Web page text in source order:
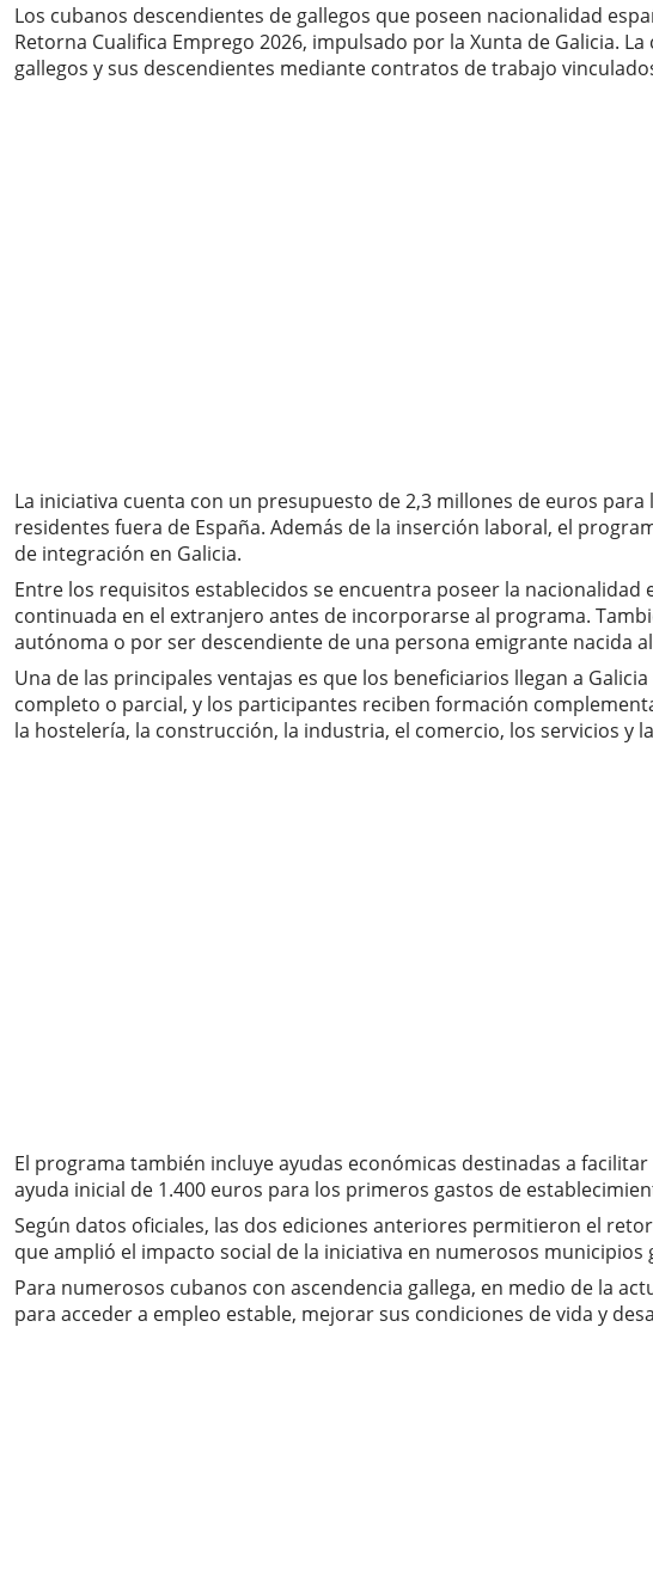
Los cubanos descendientes de gallegos que poseen nacionalidad
Retorna Cualifica Emprego 2026, impulsado por la Xunta de Galicia.
gallegos y sus descendientes mediante contratos de trabajo
La iniciativa cuenta con un presupuesto de 2,3 millones de euros
residentes fuera de España. Además de la inserción laboral, el
de integración en Galicia.
Entre los requisitos establecidos se encuentra poseer la
continuada en el extranjero antes de incorporarse al programa.
autónoma o por ser descendiente de una persona emigrante nacida
Una de las principales ventajas es que los beneficiarios llegan a
completo o parcial, y los participantes reciben formación
la hostelería, la construcción, la industria, el comercio, los servicios y
El programa también incluye ayudas económicas destinadas a
ayuda inicial de 1.400 euros para los primeros gastos de
Según datos oficiales, las dos ediciones anteriores permitieron el
que amplió el impacto social de la iniciativa en numerosos municipios
Para numerosos cubanos con ascendencia gallega, en medio de la
para acceder a empleo estable, mejorar sus condiciones de vida y